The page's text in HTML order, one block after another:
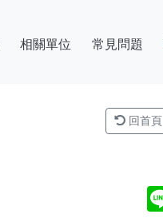
相關單位 常見問題
回首頁